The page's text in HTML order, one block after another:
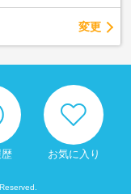
変更
お気に入り